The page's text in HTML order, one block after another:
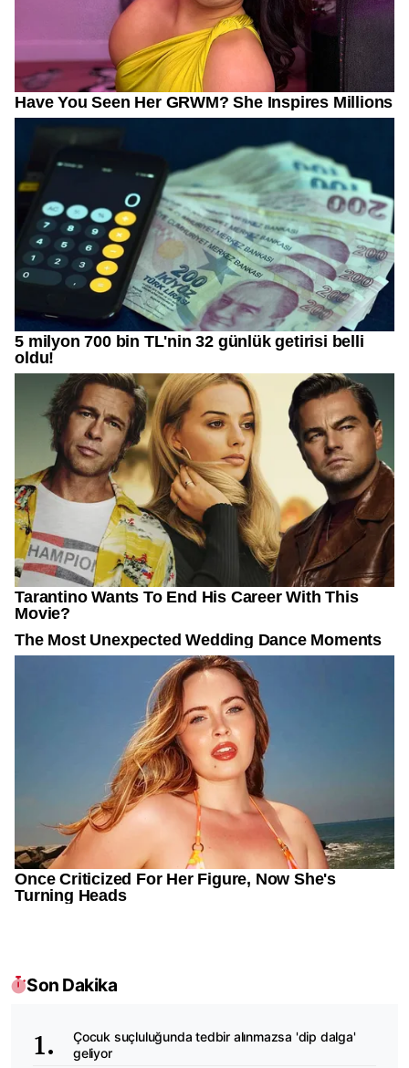
Son Dakika
Çocuk suçluluğunda tedbir alınmazsa 'dip dalga'
geliyor